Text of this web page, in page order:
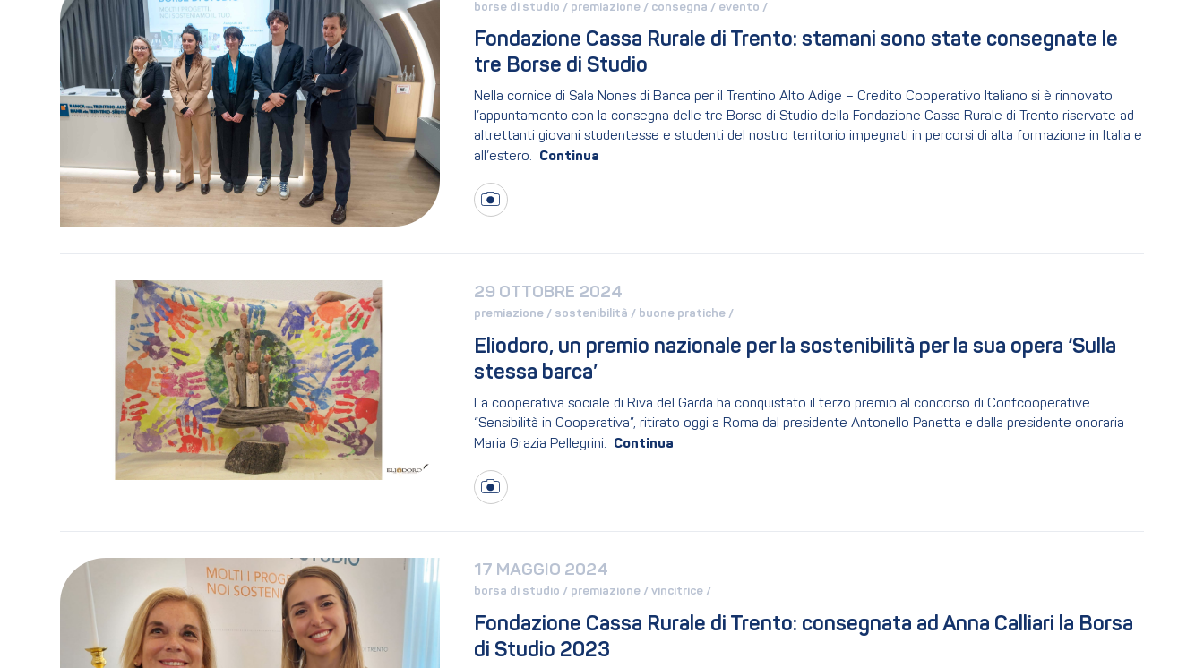
borse di studio / premiazione / consegna / evento /
Fondazione Cassa Rurale di Trento: stamani sono state consegnate le
tre Borse di Studio
Nella cornice di Sala Nones di Banca per il Trentino Alto Adige – Credito Cooperativo Italiano si è rinnovato
l’appuntamento con la consegna delle tre Borse di Studio della Fondazione Cassa Rurale di Trento riservate ad
altrettanti giovani studentesse e studenti del nostro territorio impegnati in percorsi di alta formazione in Italia e
all’estero.
29 OTTOBRE 2024
premiazione / sostenibilità / buone pratiche /
Eliodoro, un premio nazionale per la sostenibilità per la sua opera ‘Sulla
stessa barca’
La cooperativa sociale di Riva del Garda ha conquistato il terzo premio al concorso di Confcooperative
“Sensibilità in Cooperativa”, ritirato oggi a Roma dal presidente Antonello Panetta e dalla presidente onoraria
Maria Grazia Pellegrini.
17 MAGGIO 2024
borsa di studio / premiazione / vincitrice /
Fondazione Cassa Rurale di Trento: consegnata ad Anna Calliari la Borsa
di Studio 2023